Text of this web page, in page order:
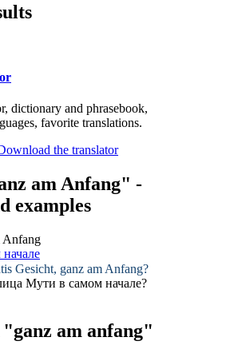
dictionary and phrasebook,
favorite translations.
am Anfang" -
examples
Anfang
Gesicht, ganz am Anfang?
Мути в самом начале?
am anfang"